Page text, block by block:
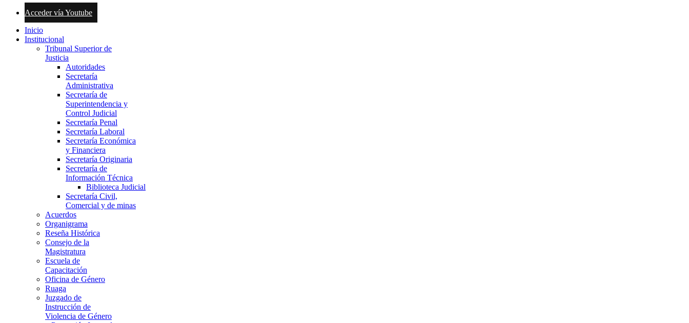
Acceder vía Youtube
Inicio
Institucional
Tribunal Superior de
Justicia
Autoridades
Secretaría
Administrativa
Secretaría de
Superintendencia y
Control Judicial
Secretaría Penal
Secretaría Laboral
Secretaría Económica
y Financiera
Secretaría Originaria
Secretaría de
Información Técnica
Biblioteca Judicial
Secretaría Civil,
Comercial y de minas
Acuerdos
Organigrama
Reseña Histórica
Consejo de la
Magistratura
Escuela de
Capacitación
Oficina de Género
Ruaga
Juzgado de
Instrucción de
Violencia de Género